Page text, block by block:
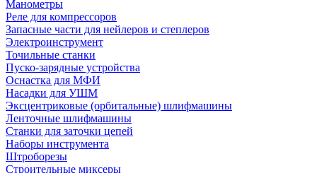
Манометры
Реле для компрессоров
Запасные части для нейлеров и степлеров
Электроинструмент
Точильные станки
Пуско-зарядные устройства
Оснастка для МФИ
Насадки для УШМ
Эксцентриковые (орбитальные) шлифмашины
Ленточные шлифмашины
Станки для заточки цепей
Наборы инструмента
Штроборезы
Строительные миксеры